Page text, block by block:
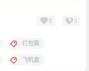
0 0
打包箱
飞机盒